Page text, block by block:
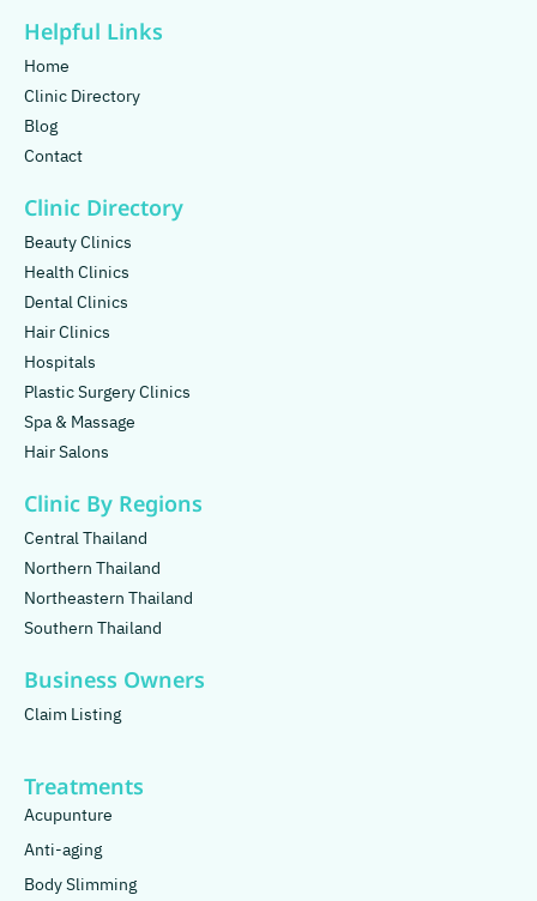
Helpful Links
Home
Clinic Directory
Blog
Contact
Clinic Directory
Beauty Clinics
Health Clinics
Dental Clinics
Hair Clinics
Hospitals
Plastic Surgery Clinics
Spa & Massage
Hair Salons
Clinic By Regions
Central Thailand
Northern Thailand
Northeastern Thailand
Southern Thailand
Business Owners
Claim Listing
Treatments
Acupunture
Anti-aging
Body Slimming